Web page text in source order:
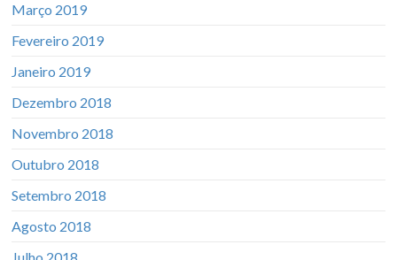
Março 2019
Fevereiro 2019
Janeiro 2019
Dezembro 2018
Novembro 2018
Outubro 2018
Setembro 2018
Agosto 2018